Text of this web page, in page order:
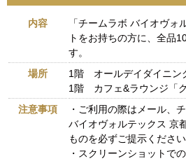
内容
「チームラボ バイオヴォ
トをお持ちの方に、全品
す。
場所
1階 オールデイダイニン
1階 カフェ&ラウンジ「グ
注意事項
・ご利用の際はメール、
バイオヴォルテックス 京
ものを必ずご提示ください
・スクリーンショットで